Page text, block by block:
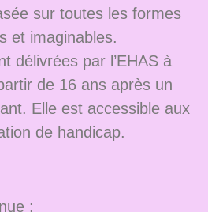
sur toutes les formes
et imaginables.
délivrées par l’EHAS à
de 16 ans après un
Elle est accessible aux
de handicap.
: